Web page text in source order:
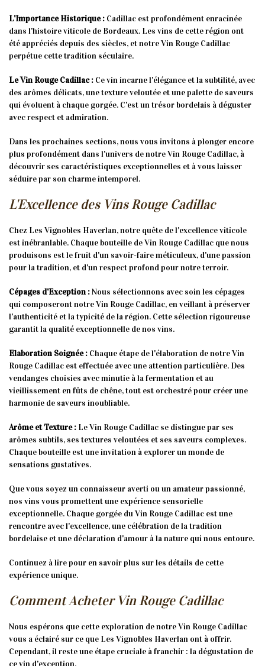
L'Importance Historique : Cadillac est profondément enracinée
dans l'histoire viticole de Bordeaux. Les vins de cette région ont
été appréciés depuis des siècles, et notre Vin Rouge Cadillac
perpétue cette tradition séculaire.
Le Vin Rouge Cadillac : Ce vin incarne l'élégance et la subtilité, avec
des arômes délicats, une texture veloutée et une palette de saveurs
qui évoluent à chaque gorgée. C'est un trésor bordelais à déguster
avec respect et admiration.
Dans les prochaines sections, nous vous invitons à plonger encore
plus profondément dans l'univers de notre Vin Rouge Cadillac, à
découvrir ses caractéristiques exceptionnelles et à vous laisser
séduire par son charme intemporel.
L'Excellence des Vins Rouge Cadillac
Chez Les Vignobles Haverlan, notre quête de l'excellence viticole
est inébranlable. Chaque bouteille de Vin Rouge Cadillac que nous
produisons est le fruit d'un savoir-faire méticuleux, d'une passion
pour la tradition, et d'un respect profond pour notre terroir.
Cépages d'Exception :Nous sélectionnons avec soin les cépages
qui composeront notre Vin Rouge Cadillac, en veillant à préserver
l'authenticité et la typicité de la région. Cette sélection rigoureuse
garantit la qualité exceptionnelle de nos vins.
Elaboration Soignée : Chaque étape de l'élaboration de notre Vin
Rouge Cadillac est effectuée avec une attention particulière. Des
vendanges choisies avec minutie à la fermentation et au
vieillissement en fûts de chêne, tout est orchestré pour créer une
harmonie de saveurs inoubliable.
Arôme et Texture : Le Vin Rouge Cadillac se distingue par ses
arômes subtils, ses textures veloutées et ses saveurs complexes.
Chaque bouteille est une invitation à explorer un monde de
sensations gustatives.
Que vous soyez un connaisseur averti ou un amateur passionné,
nos vins vous promettent une expérience sensorielle
exceptionnelle. Chaque gorgée du Vin Rouge Cadillac est une
rencontre avec l'excellence, une célébration de la tradition
bordelaise et une déclaration d'amour à la nature qui nous entoure.
Continuez à lire pour en savoir plus sur les détails de cette
expérience unique.
Comment Acheter Vin Rouge Cadillac
Nous espérons que cette exploration de notre Vin Rouge Cadillac
vous a éclairé sur ce que Les Vignobles Haverlan ont à offrir.
Cependant, il reste une étape cruciale à franchir : la dégustation de
ce vin d'exception.